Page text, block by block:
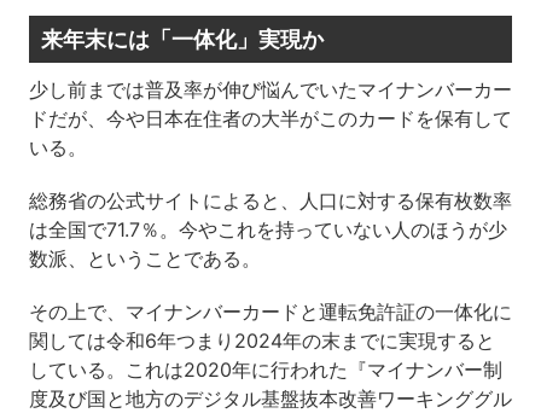
来年末には「一体化」実現か
少し前までは普及率が伸び悩んでいたマイナンバーカー
ドだが、今や日本在住者の大半がこのカードを保有して
いる。
総務省の公式サイトによると、人口に対する保有枚数率
は全国で71.7％。今やこれを持っていない人のほうが少
数派、ということである。
その上で、マイナンバーカードと運転免許証の一体化に
関しては令和6年つまり2024年の末までに実現すると
している。これは2020年に行われた『マイナンバー制
度及び国と地方のデジタル基盤抜本改善ワーキンググル